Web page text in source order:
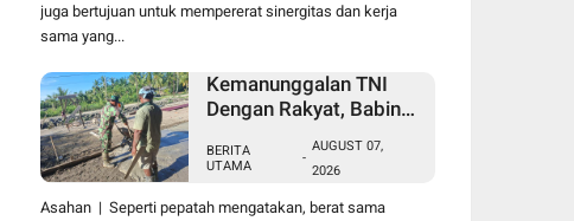
juga bertujuan untuk mempererat sinergitas dan kerja
sama yang...
Kemanunggalan TNI
Dengan Rakyat, Babinsa
0208/Asahan Bantu
(Cor) Bangun Rumah
Warga
BERITA
UTAMA
-
AUGUST 07,
2026
Asahan | Seperti pepatah mengatakan, berat sama